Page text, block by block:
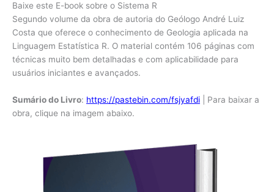
Baixe este E-book sobre o Sistema R
Segundo volume da obra de autoria do Geólogo André Luiz
Costa que oferece o conhecimento de Geologia aplicada na
Linguagem Estatística R. O material contém 106 páginas com
técnicas muito bem detalhadas e com aplicabilidade para
usuários iniciantes e avançados.
Sumário do Livro: https://pastebin.com/fsjyafdi | Para baixar a
obra, clique na imagem abaixo.